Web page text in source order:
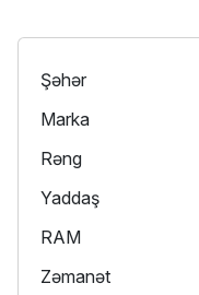
Şəhər
Marka
Rəng
Yaddaş
RAM
Zəmanət